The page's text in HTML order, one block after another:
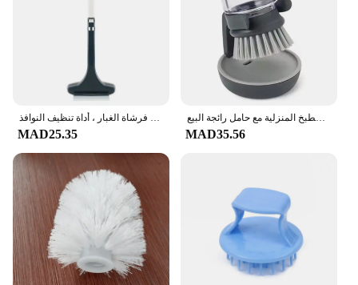
فرشاة متعددة الوظائف لمكافحة البعوض ، فرشاة زجاجية ، جافة ورطبة ، ذات الاستخدام المزدوج ، التنظيف المنزلي ، فرشاة الغبار ، أداة تنظيف النوافذ
MAD25.35
فرشاة غسل الأطباق، موزع الصابون، فرشاة تنظيف المطبخ المنزلية مع حامل رائجة البيع
MAD35.56